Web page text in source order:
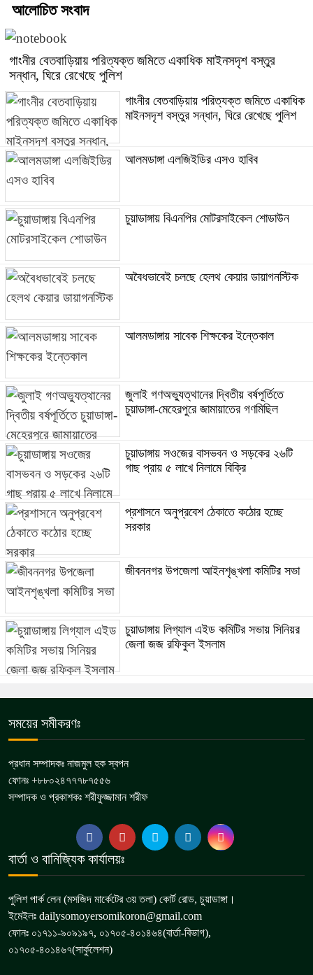
আলোচিত সংবাদ
গাংনীর বেতবাড়িয়ায় পরিত্যক্ত জমিতে একাধিক মাইনসদৃশ বস্তুর
সন্ধান, ঘিরে রেখেছে পুলিশ
গাংনীর বেতবাড়িয়ায় পরিত্যক্ত জমিতে একাধিক
মাইনসদৃশ বস্তুর সন্ধান, ঘিরে রেখেছে পুলিশ
আলমডাঙ্গা এলজিইডির এসও হাবিব
চুয়াডাঙ্গায় বিএনপির মোটরসাইকেল শোডাউন
অবৈধভাবেই চলছে হেলথ কেয়ার ডায়াগনস্টিক
আলমডাঙ্গায় সাবেক শিক্ষকের ইন্তেকাল
জুলাই গণঅভ্যুত্থানের দ্বিতীয় বর্ষপূর্তিতে
চুয়াডাঙ্গা-মেহেরপুরে জামায়াতের গণমিছিল
চুয়াডাঙ্গায় সওজের বাসভবন ও সড়কের ২৬টি
গাছ প্রায় ৫ লাখে নিলামে বিক্রি
প্রশাসনে অনুপ্রবেশ ঠেকাতে কঠোর হচ্ছে
সরকার
জীবননগর উপজেলা আইনশৃঙ্খলা কমিটির সভা
চুয়াডাঙ্গায় লিগ্যাল এইড কমিটির সভায় সিনিয়র
জেলা জজ রফিকুল ইসলাম
সময়ের সমীকরণঃ
প্রধান সম্পাদকঃ নাজমুল হক স্বপন
ফোনঃ +৮৮০২৪৭৭৭৮৭৫৫৬
সম্পাদক ও প্রকাশকঃ শরীফুজ্জামান শরীফ
বার্তা ও বানিজ্যিক কার্যালয়ঃ
পুলিশ পার্ক লেন (মসজিদ মার্কেটের ৩য় তলা) কোর্ট রোড, চুয়াডাঙ্গা।
ইমেইলঃ dailysomoyersomikoron@gmail.com
ফোনঃ ০১৭১১-৯০৯১৯৭, ০১৭০৫-৪০১৪৬৪(বার্তা-বিভাগ),
০১৭০৫-৪০১৪৬৭(সার্কুলেশন)